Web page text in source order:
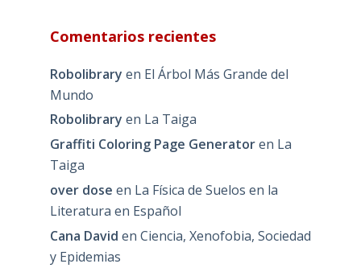
Comentarios recientes
Robolibrary en El Árbol Más Grande del
Mundo
Robolibrary en La Taiga
Graffiti Coloring Page Generatoren La
Taiga
over dose en La Física de Suelos en la
Literatura en Español
Cana David en Ciencia, Xenofobia, Sociedad
y Epidemias